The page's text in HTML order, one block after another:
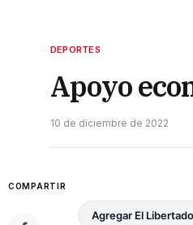
DEPORTES
Apoyo
10 de diciembre de 2022
COMPARTIR
Agregar El